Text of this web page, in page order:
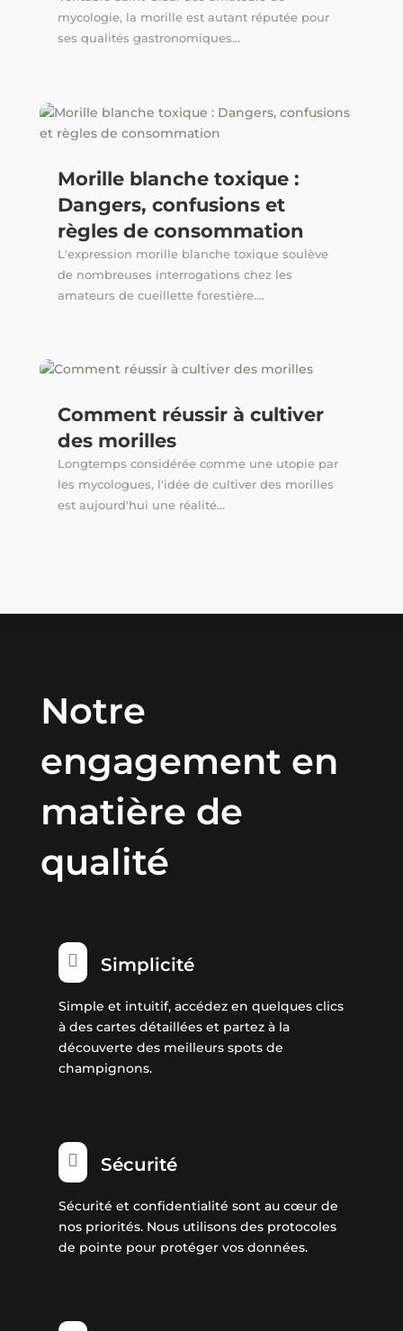
mycologie, la morille est autant réputée pour
ses qualités gastronomiques...
Morille blanche toxique :
Dangers, confusions et
règles de consommation
L'expression morille blanche toxique soulève
de nombreuses interrogations chez les
amateurs de cueillette forestière....
Comment réussir à cultiver
des morilles
Longtemps considérée comme une utopie par
les mycologues, l'idée de cultiver des morilles
est aujourd'hui une réalité...
Notre
engagement en
matière de
qualité
 Simplicité
Simple et intuitif, accédez en quelques clics
à des cartes détaillées et partez à la
découverte des meilleurs spots de
champignons.
 Sécurité
Sécurité et confidentialité sont au cœur de
nos priorités. Nous utilisons des protocoles
de pointe pour protéger vos données.